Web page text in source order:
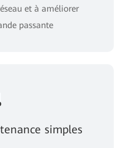
et à améliorer
passante
simples